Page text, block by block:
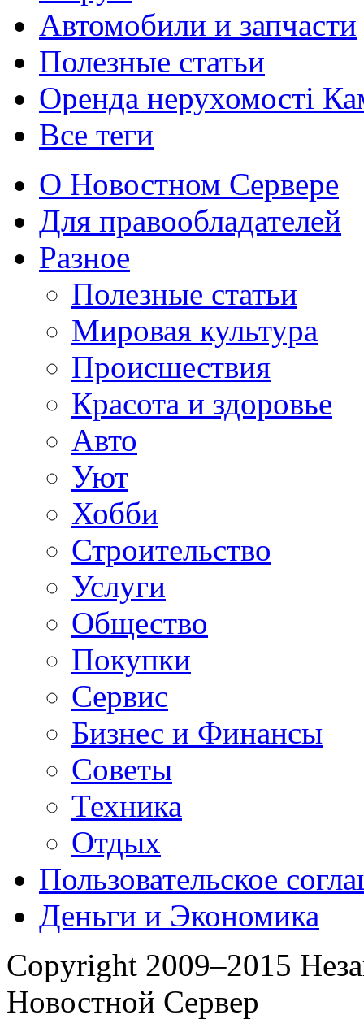
Автомобили и запчасти
Полезные статьи
Оренда нерухомості
Все теги
О Новостном Сервере
Для правообладателей
Разное
Полезные статьи
Мировая культура
Происшествия
Красота и здоровье
Авто
Уют
Хобби
Строительство
Услуги
Общество
Покупки
Сервис
Бизнес и Финансы
Советы
Техника
Отдых
Пользовательское
Деньги и Экономика
Copyright 2009–2015
Новостной Сервер